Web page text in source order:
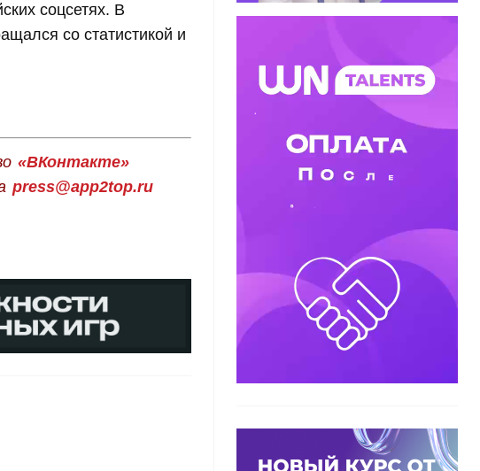
соцсетях. В
со статистикой и
«ВКонтакте»
press@app2top.ru